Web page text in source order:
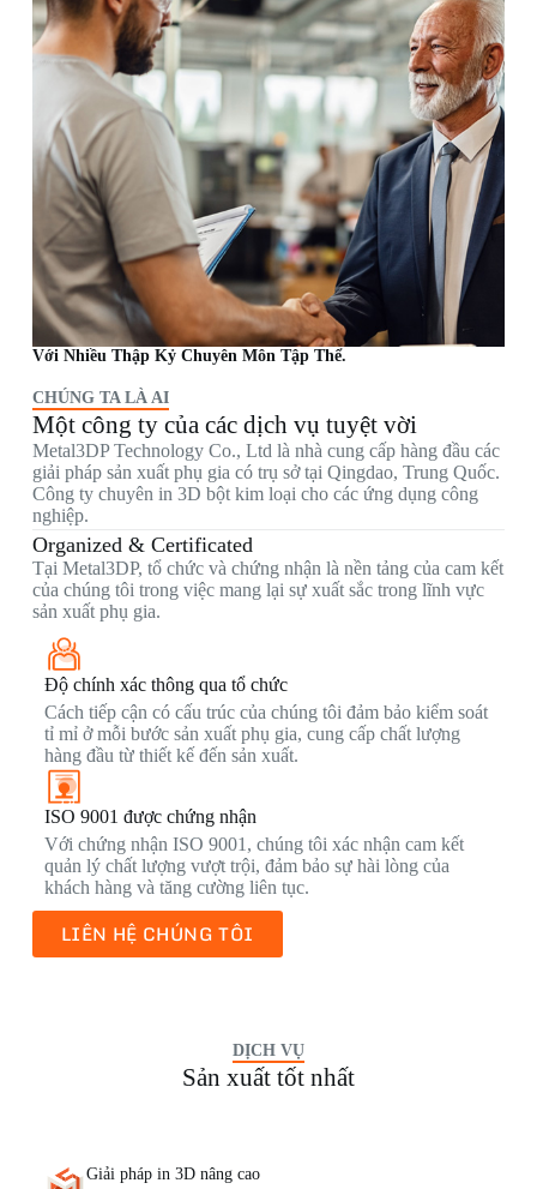
Với Nhiều Thập Kỷ Chuyên Môn Tập Thể.
CHÚNG TA LÀ AI
Một công ty của các dịch vụ tuyệt vời
Metal3DP Technology Co., Ltd là nhà cung cấp hàng đầu các
giải pháp sản xuất phụ gia có trụ sở tại Qingdao, Trung Quốc.
Công ty chuyên in 3D bột kim loại cho các ứng dụng công
nghiệp.
Organized & Certificated
Tại Metal3DP, tổ chức và chứng nhận là nền tảng của cam kết
của chúng tôi trong việc mang lại sự xuất sắc trong lĩnh vực
sản xuất phụ gia.
Độ chính xác thông qua tổ chức
Cách tiếp cận có cấu trúc của chúng tôi đảm bảo kiểm soát
tỉ mỉ ở mỗi bước sản xuất phụ gia, cung cấp chất lượng
hàng đầu từ thiết kế đến sản xuất.
ISO 9001 được chứng nhận
Với chứng nhận ISO 9001, chúng tôi xác nhận cam kết
quản lý chất lượng vượt trội, đảm bảo sự hài lòng của
khách hàng và tăng cường liên tục.
LIÊN HỆ CHÚNG TÔI
DỊCH VỤ
Sản xuất tốt nhất
Giải pháp in 3D nâng cao